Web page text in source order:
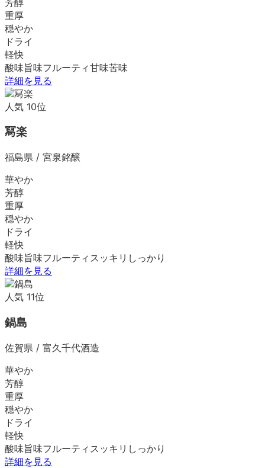
重厚
穏やか
ドライ
軽快
酸味旨味フルーティ甘味苦味
詳細を見る
人気 10位
冩楽
福島県 / 宮泉銘醸
華やか
芳醇
重厚
穏やか
ドライ
軽快
酸味旨味フルーティ スッキリ しっかり
詳細を見る
人気 11位
鍋島
佐賀県 / 富久千代酒造
華やか
芳醇
重厚
穏やか
ドライ
軽快
酸味旨味フルーティ スッキリ しっかり
詳細を見る